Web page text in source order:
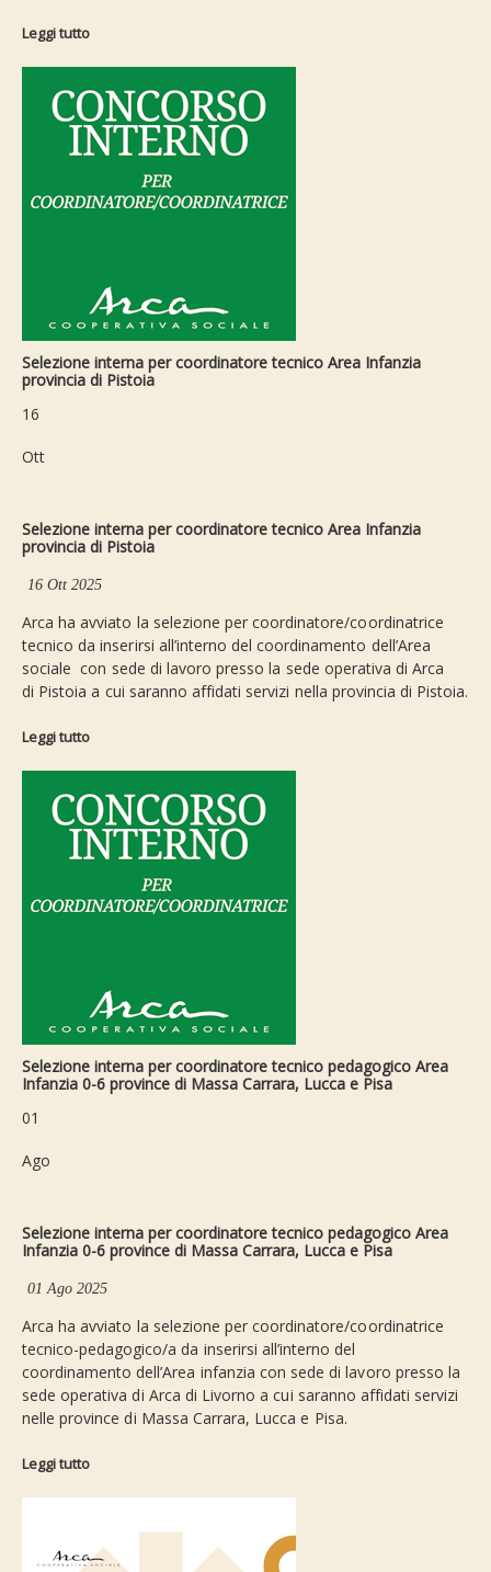
Leggi tutto
Selezione interna per coordinatore tecnico Area Infanzia
provincia di Pistoia
16
Ott
Selezione interna per coordinatore tecnico Area Infanzia
provincia di Pistoia
16 Ott 2025
Arca ha avviato la selezione per coordinatore/coordinatrice
tecnico da inserirsi all’interno del coordinamento dell’Area
sociale con sede di lavoro presso la sede operativa di Arca
di Pistoia a cui saranno affidati servizi nella provincia di Pistoia.
Leggi tutto
Selezione interna per coordinatore tecnico pedagogico Area
Infanzia 0-6 province di Massa Carrara, Lucca e Pisa
01
Ago
Selezione interna per coordinatore tecnico pedagogico Area
Infanzia 0-6 province di Massa Carrara, Lucca e Pisa
01 Ago 2025
Arca ha avviato la selezione per coordinatore/coordinatrice
tecnico-pedagogico/a da inserirsi all’interno del
coordinamento dell’Area infanzia con sede di lavoro presso la
sede operativa di Arca di Livorno a cui saranno affidati servizi
nelle province di Massa Carrara, Lucca e Pisa.
Leggi tutto